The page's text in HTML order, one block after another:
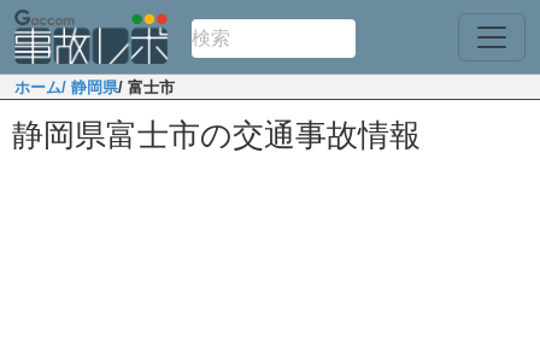
ホーム/ 静岡県/ 富士市
静岡県富士市の交通事故情報